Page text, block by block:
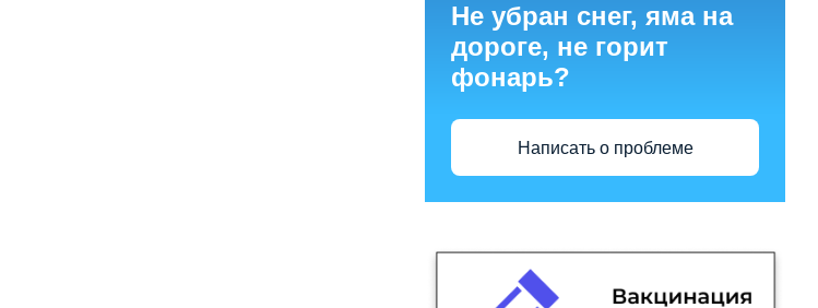
Не убран снег, яма на
дороге, не горит
фонарь?
Написать о проблеме